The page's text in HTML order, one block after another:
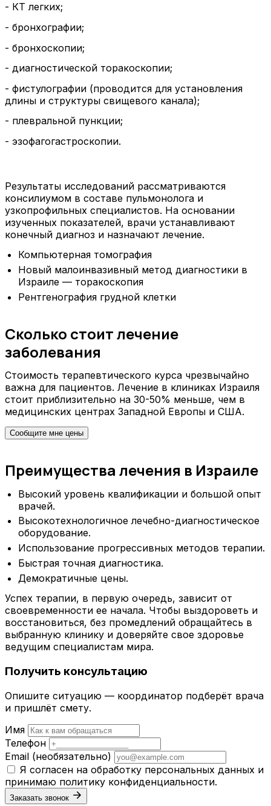
- КТ легких;
- бронхографии;
- бронхоскопии;
- диагностической торакоскопии;
- фистулографии (проводится для установления
длины и структуры свищевого канала);
- плевральной пункции;
- эзофагогастроскопии.
Результаты исследований рассматриваются
консилиумом в составе пульмонолога и
узкопрофильных специалистов. На основании
изученных показателей, врачи устанавливают
конечный диагноз и назначают лечение.
Компьютерная томография
Новый малоинвазивный метод диагностики в
Израиле — торакоскопия
Рентгенография грудной клетки
Сколько стоит лечение
заболевания
Стоимость терапевтического курса чрезвычайно
важна для пациентов. Лечение в клиниках Израиля
стоит приблизительно на 30-50% меньше, чем в
медицинских центрах Западной Европы и США.
Сообщите мне цены
Преимущества лечения в Израиле
Высокий уровень квалификации и большой опыт
врачей.
Высокотехнологичное лечебно-диагностическое
оборудование.
Использование прогрессивных методов терапии.
Быстрая точная диагностика.
Демократичные цены.
Успех терапии, в первую очередь, зависит от
своевременности ее начала. Чтобы выздороветь и
восстановиться, без промедлений обращайтесь в
выбранную клинику и доверяйте свое здоровье
ведущим специалистам мира.
Получить консультацию
Опишите ситуацию — координатор подберёт врача
и пришлёт смету.
Имя
Телефон
Email (необязательно)
Я согласен на обработку персональных данных и
принимаю политику конфиденциальности.
Заказать звонок